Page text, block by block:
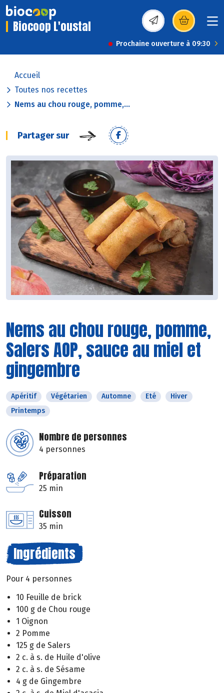
Biocoop L'oustal (s’ouvre dans une
Prochaine ouverture à 09:30
Accueil
Toutes nos recettes
Nems au chou rouge, pomme,...
Partager sur
Nems au chou rouge, pomme,
Salers AOP, sauce au miel et
gingembre
Apéritif Végétarien Automne Eté
Hiver
Printemps
Nombre de personnes
4 personnes
Préparation
25 min
Cuisson
35 min
Ingrédients
Pour 4 personnes
10 Feuille de brick
100 g de Chou rouge
1 Oignon
2 Pomme
125 g de Salers
2 c. à s. de Huile d'olive
2 c. à s. de Sésame
4 g de Gingembre